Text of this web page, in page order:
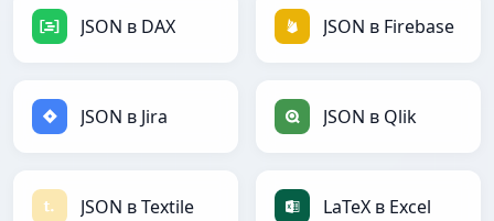
JSON в DAX JSON в Firebase
JSON в Jira JSON в Qlik
JSON в Textile LaTeX в Excel